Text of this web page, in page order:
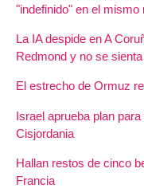
"indefinido" en el
La IA despide en A
Redmond y no se
El estrecho de Ormuz
Israel aprueba plan
Cisjordania
Hallan restos de cinco
Francia